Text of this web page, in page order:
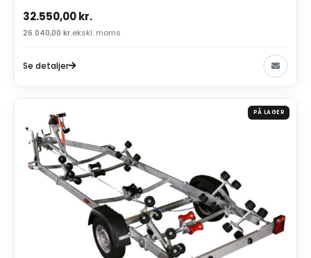
32.550,00kr.
26.040,00 kr.ekskl. moms
Se detaljer
PÅ LAGER